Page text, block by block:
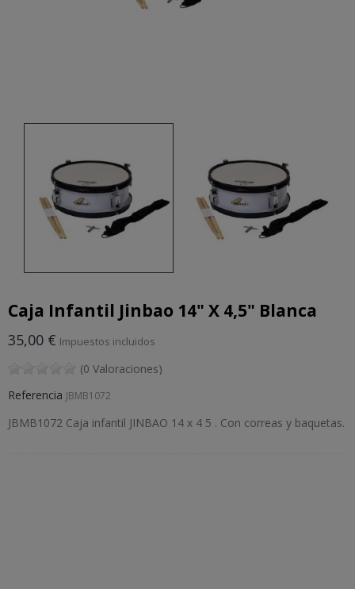
Caja Infantil Jinbao 14" X 4,5" Blanca
35,00 € Impuestos incluidos
(0 Valoraciones)
Referencia JBMB1072
JBMB1072 Caja infantil JINBAO 14 x 4 5 . Con correas y baquetas.